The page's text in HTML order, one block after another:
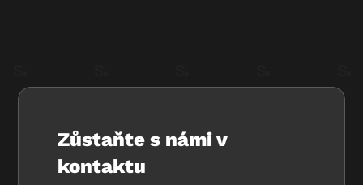
Zůstaňte s námi v
kontaktu